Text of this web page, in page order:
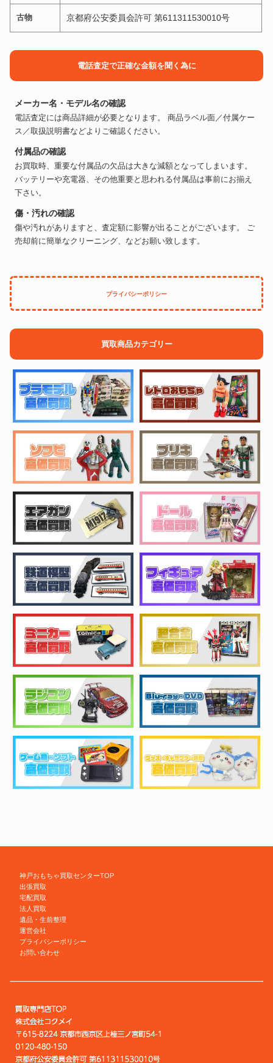
古物 京都府公安委員会許可 第611311530010号
電話査定で正確な金額を聞く為に
メーカー名・モデル名の確認
電話査定には商品詳細が必要となります。 商品ラベル面／付属ケー
ス／取扱説明書などよりご確認ください。
付属品の確認
お買取時、重要な付属品の欠品は大きな減額となってしまいます。
バッテリーや充電器、その他重要と思われる付属品は事前にお揃え
下さい。
傷・汚れの確認
傷や汚れがありますと、査定額に影響が出ることがございます。 ご
売却前に簡単なクリーニング、などお願い致します。
プライバシーポリシー
買取商品カテゴリー
神戸おもちゃ買取センターTOP
出張買取
宅配買取
法人買取
遺品・生前整理
運営会社
プライバシーポリシー
お問い合わせ